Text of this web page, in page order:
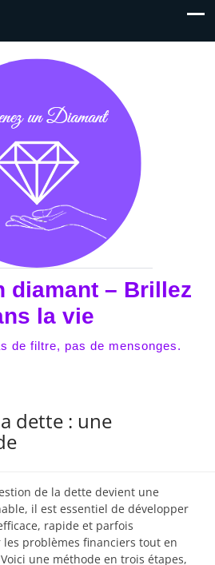
diamant – Brillez
la vie
de filtre, pas de mensonges.
dette : une
de la dette devient une
il est essentiel de développer
rapide et parfois
problèmes financiers tout en
une méthode en trois étapes,